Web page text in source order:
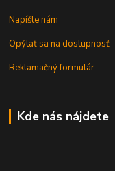
Napíšte nám
Opýtať sa na dostupnosť
Reklamačný formulár
Kde nás nájdete